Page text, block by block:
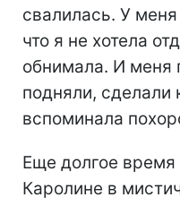
свалилась. У
что я не хотела
обнимала. И меня
подняли, сделали
вспоминала
Еще долгое время
Каролине в